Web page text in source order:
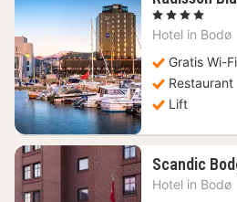
, 4 Sterren
Hotel in Bodø
Gratis Wi-Fi
Restaurant
Lift
Scandic
Hotel in Bodø